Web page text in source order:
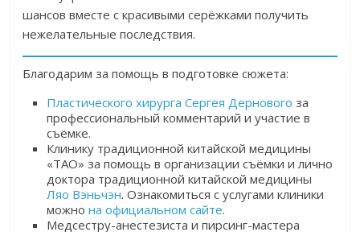
шансов вместе с красивыми серёжками получить
нежелательные последствия.
Благодарим за помощь в подготовке сюжета:
Пластического хирурга Сергея Дернового за
профессиональный комментарий и участие в
съёмке.
Клинику традиционной китайской медицины
«ТАО» за помощь в организации съёмки и лично
доктора традиционной китайской медицины
Ляо Вэньчэн. Ознакомиться с услугами клиники
можнона официальном сайте.
Медсестру-анестезиста и пирсинг-мастера